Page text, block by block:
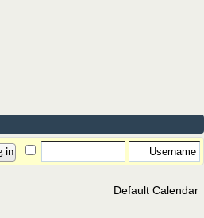
Default Calendar